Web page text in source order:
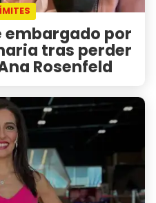
embargado por
tras perder
Rosenfeld